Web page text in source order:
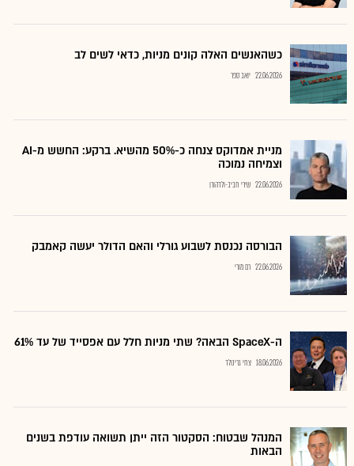
כשהאנשים האלה קונים מניות, כדאי לשים לב
22.06.2026 יואב ספר
מניית אמדוקס צנחה כ-50% מהשיא. ברקע: החשש מ-AI
וצמיחה נמוכה
22.06.2026 שירי חביב-ולדהורן
הבורסה נכנסת לשבוע גורלי והאם הדולר יעשה קאמבק
22.06.2026 רם מורי
ה-SpaceX הבאה? שתי מניות חלל עם אפסייד של עד 61%
18.06.2026 צחי גרינולד
המנהל שבטוח: הסקטור הזה ייתן תשואה עודפת בשנים
הבאות